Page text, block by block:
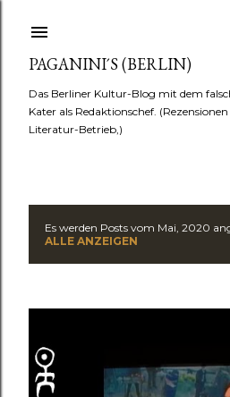
PAGANINI´S (BERLIN)
Das Berliner Kultur-Blog mit dem
Kater als Redaktionschef.
Literatur-Betrieb,)
s
t
s
Es werden Posts vom Mai, 2020
ALLE ANZEIGEN